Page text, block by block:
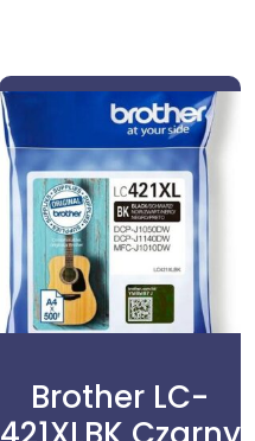
Brother LC-